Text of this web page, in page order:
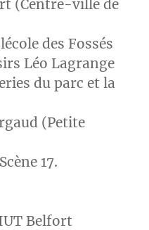
(Centre-ville de
des Fossés
Léo Lagrange
du parc et la
(Petite
17.
Belfort